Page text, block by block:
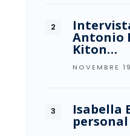
Antonio
Kiton…
NOVEMBRE
Isabella